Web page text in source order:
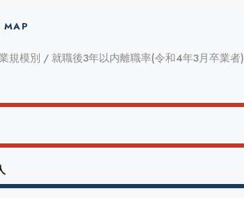
MAP
規模別 / 就職後3年以内離職率(令和4年3月卒業者)